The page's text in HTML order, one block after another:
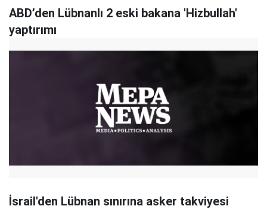
ABD’den Lübnanlı 2 eski bakana 'Hizbullah'
yaptırımı
İsrail'den Lübnan sınırına asker takviyesi